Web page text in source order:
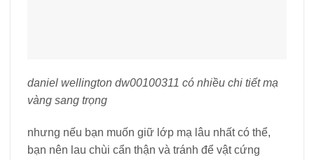
daniel wellington dw00100311 có nhiều chi tiết mạ
vàng sang trọng
nhưng nếu bạn muốn giữ lớp mạ lâu nhất có thể,
bạn nên lau chùi cẩn thận và tránh để vật cứng